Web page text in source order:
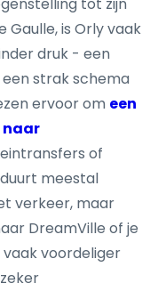
is Orly vaak
druk - een
strak schema
ervoor om een
naar
of
meestal
verkeer, maar
DreamVille of je
voordeliger